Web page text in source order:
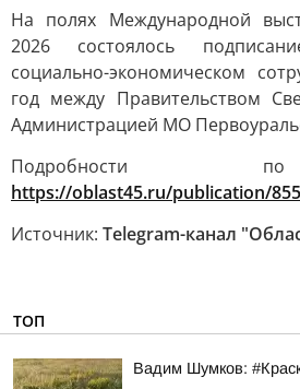
На полях Международной
2026 состоялось
социально-экономическом
год между Правительством
Администрацией МО
Подробности
https://oblast45.ru/publication/
Источник: Telegram-канал
ТОП
Вадим Шумков: